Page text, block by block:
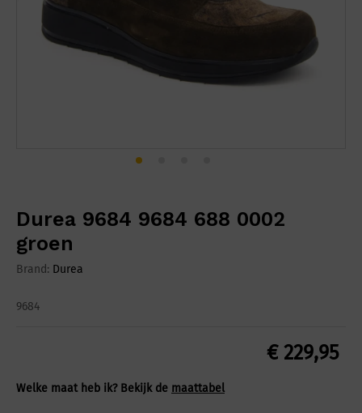
Durea 9684 9684 688 0002
groen
Brand: Durea
9684
€229,95
Welke maat heb ik? Bekijk de maattabel